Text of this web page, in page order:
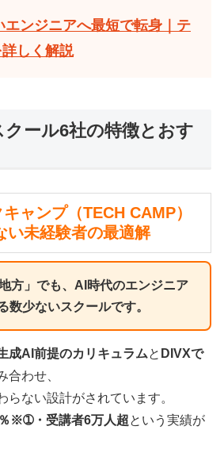
ンジニアへ最短で転身｜テ
しく解説
ール6社の特徴とおす
ャンプ（TECH CAMP）
い未経験者の最適解
方」でも、AI時代のエンジニア
数少ないスクールです。
成AI前提のカリキュラムと DIVXで
合わせ、
らない設計がされています。
※➀・受講者6万人超という実績が